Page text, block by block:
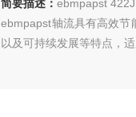
简要描述：ebmpapst
ebmpapst轴流具有高效节
以及可持续发展等特点，